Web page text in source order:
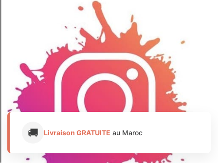
🚚 Livraison GRATUITE au Maroc